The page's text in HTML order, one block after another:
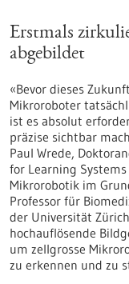
Erstmals
abgebildet
«Bevor dieses
Mikroroboter
ist es absolut
präzise sichtbar
Paul Wrede,
for Learning
Mikrorobotik im
Professor für
der Universität
hochauflösende
um zellgrosse
zu erkennen und zu